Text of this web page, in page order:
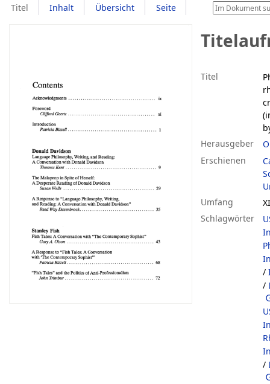
Titel Inhalt Übersicht Seite
Titel
Herausgeber
Erschienen
Umfang
Schlagwörter
/
/
/